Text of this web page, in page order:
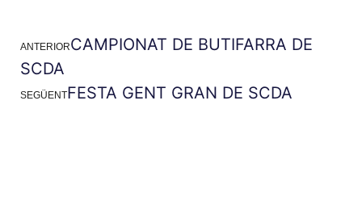
ANTERIORCAMPIONAT DE BUTIFARRA DE
SCDA
SEGÜENTFESTA GENT GRAN DE SCDA